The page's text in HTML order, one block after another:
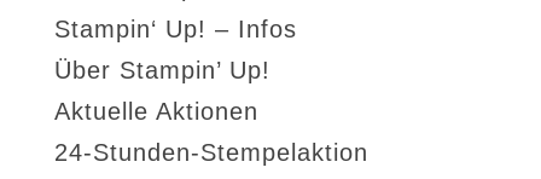
Stampin‘ Up! – Infos
Über Stampin’ Up!
Aktuelle Aktionen
24-Stunden-Stempelaktion